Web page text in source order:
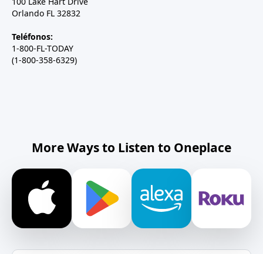
Orlando FL 32832
Teléfonos:
1-800-FL-TODAY
(1-800-358-6329)
More Ways to Listen to Oneplace